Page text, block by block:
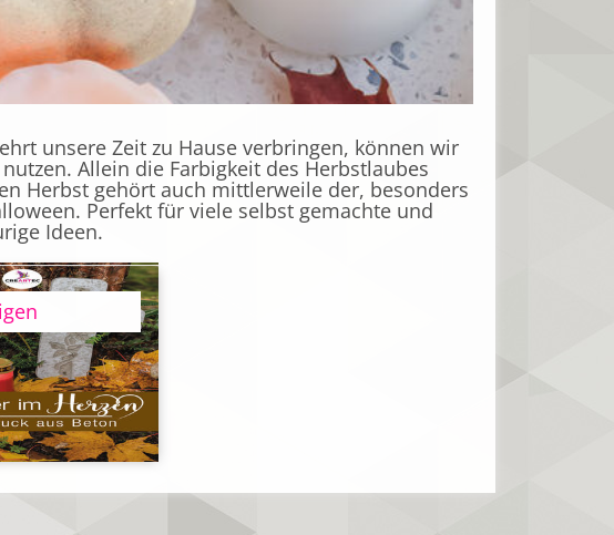
unsere Zeit zu Hause verbringen, können wir
Allein die Farbigkeit des Herbstlaubes
Herbst gehört auch mittlerweile der, besonders
Perfekt für viele selbst gemachte und
Ideen.